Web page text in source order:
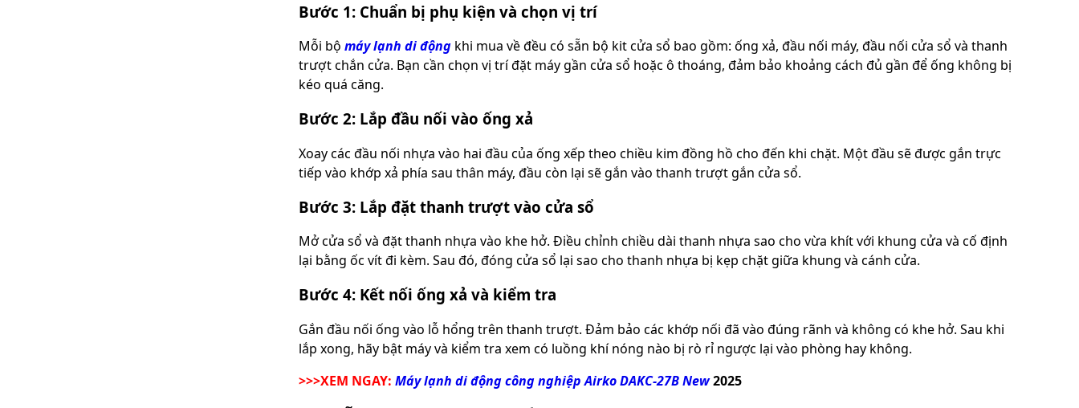
Bước 1: Chuẩn bị phụ kiện và chọn vị trí
Mỗi bộ máy lạnh di động khi mua về đều có sẵn bộ kit cửa sổ bao gồm: ống xả, đầu nối máy, đầu nối cửa sổ và thanh
trượt chắn cửa. Bạn cần chọn vị trí đặt máy gần cửa sổ hoặc ô thoáng, đảm bảo khoảng cách đủ gần để ống không bị
kéo quá căng.
Bước 2: Lắp đầu nối vào ống xả
Xoay các đầu nối nhựa vào hai đầu của ống xếp theo chiều kim đồng hồ cho đến khi chặt. Một đầu sẽ được gắn trực
tiếp vào khớp xả phía sau thân máy, đầu còn lại sẽ gắn vào thanh trượt gắn cửa sổ.
Bước 3: Lắp đặt thanh trượt vào cửa sổ
Mở cửa sổ và đặt thanh nhựa vào khe hở. Điều chỉnh chiều dài thanh nhựa sao cho vừa khít với khung cửa và cố định
lại bằng ốc vít đi kèm. Sau đó, đóng cửa sổ lại sao cho thanh nhựa bị kẹp chặt giữa khung và cánh cửa.
Bước 4: Kết nối ống xả và kiểm tra
Gắn đầu nối ống vào lỗ hổng trên thanh trượt. Đảm bảo các khớp nối đã vào đúng rãnh và không có khe hở. Sau khi
lắp xong, hãy bật máy và kiểm tra xem có luồng khí nóng nào bị rò rỉ ngược lại vào phòng hay không.
>>>XEM NGAY: Máy lạnh di động công nghiệp Airko DAKC-27B New2025